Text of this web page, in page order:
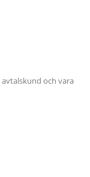
och vara